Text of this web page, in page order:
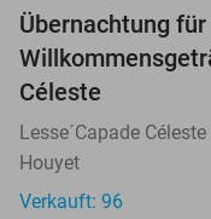
Übernachtung
Céleste
Lesse´Capade Céleste
Houyet
Verkauft: 96